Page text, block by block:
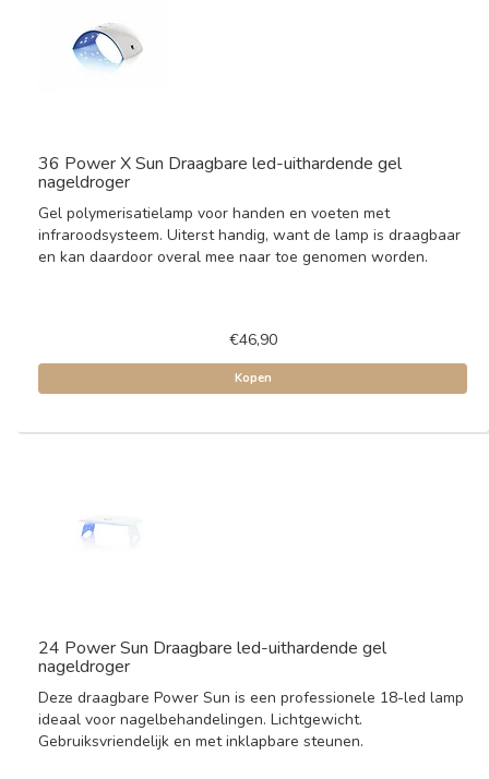
36 Power X Sun Draagbare led-uithardende gel
nageldroger
Gel polymerisatielamp voor handen en voeten met
infraroodsysteem. Uiterst handig, want de lamp is draagbaar
en kan daardoor overal mee naar toe genomen worden.
€46,90
Kopen
24 Power Sun Draagbare led-uithardende gel
nageldroger
Deze draagbare Power Sun is een professionele 18-led lamp
ideaal voor nagelbehandelingen. Lichtgewicht.
Gebruiksvriendelijk en met inklapbare steunen.